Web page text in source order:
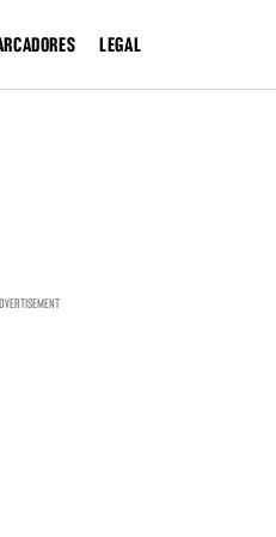
LEGAL